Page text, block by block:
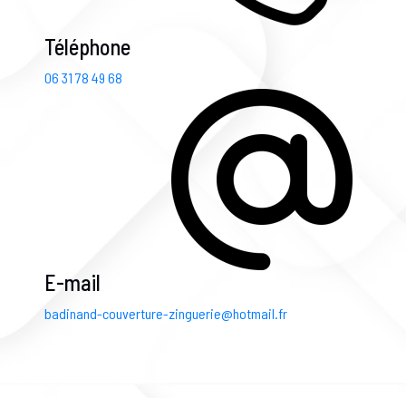
Téléphone
06 31 78 49 68
E-mail
badinand-couverture-zinguerie@hotmail.fr